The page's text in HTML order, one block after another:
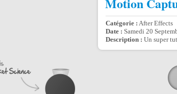
Catégorie : After Effects
Date : Samedi 20
Description : Un super